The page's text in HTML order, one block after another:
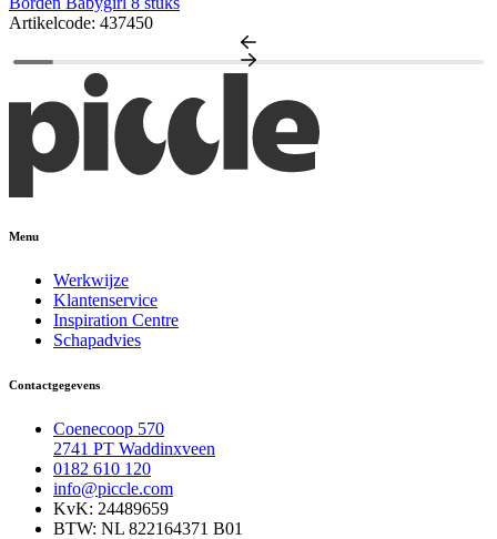
Artikelcode: 437450
Menu
Werkwijze
Klantenservice
Inspiration Centre
Schapadvies
Contactgegevens
Coenecoop 570
2741 PT Waddinxveen
0182 610 120
info@piccle.com
KvK: 24489659
BTW: NL 822164371 B01